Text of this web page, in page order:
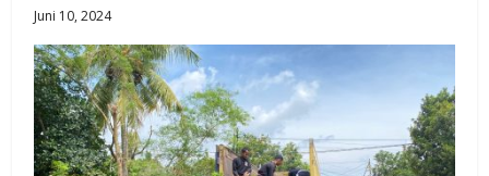
Juni 10, 2024